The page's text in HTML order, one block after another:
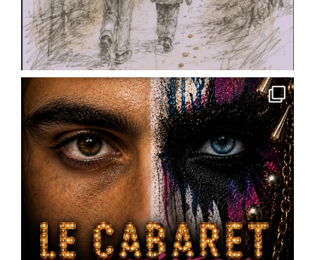
✨ Pour les ados : cycles théâtre et
accompagnement à la pratique scénique
✨ Pour les...See More
Photo
View on Facebook · Share
Scène Dramatique Ackermann
4 months ago
« Des cailloux dans le ventre » de @Marin
Heraut– réservez vos places
Vous faites quoi le 16 mai 2026 ?
La Scène Dramatique Ackermann présentera le
samedi 16 mai à 20h30, à la salle Jean Zay – salle